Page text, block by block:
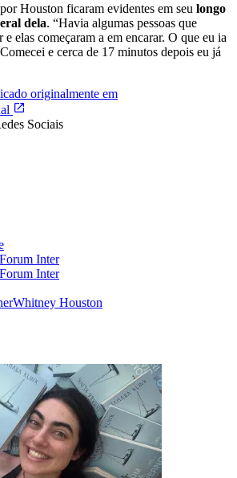
Houston ficaram evidentes em seu longo
dela. “Havia algumas pessoas que
elas começaram a em encarar. O que eu ia
e cerca de 17 minutos depois eu já
originalmente em
Sociais
Whitney Houston